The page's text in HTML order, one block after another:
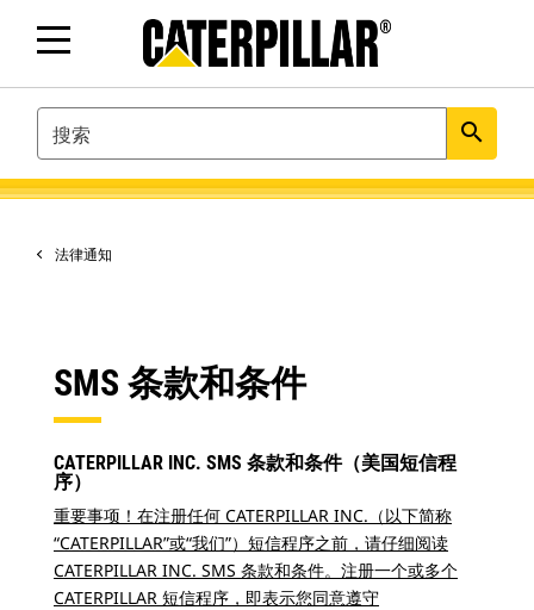
SEARCH search
法律通知
SMS 条款和条件
CATERPILLAR INC. SMS 条款和条件（美国短信程
序）
重要事项！在注册任何 CATERPILLAR INC.（以下简称
“CATERPILLAR”或“我们”）短信程序之前，请仔细阅读
CATERPILLAR INC. SMS 条款和条件。注册一个或多个
CATERPILLAR 短信程序，即表示您同意遵守